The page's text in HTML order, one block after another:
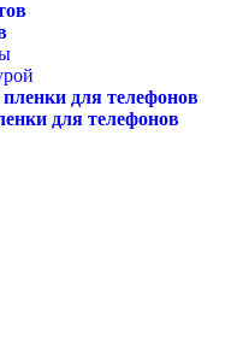
для телефонов